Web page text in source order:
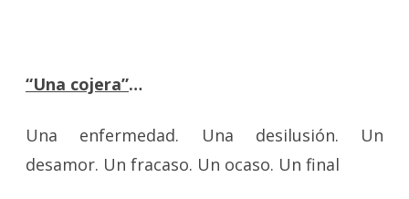
“Una cojera”…
Una enfermedad. Una desilusión. Un
desamor. Un fracaso. Un ocaso. Un final